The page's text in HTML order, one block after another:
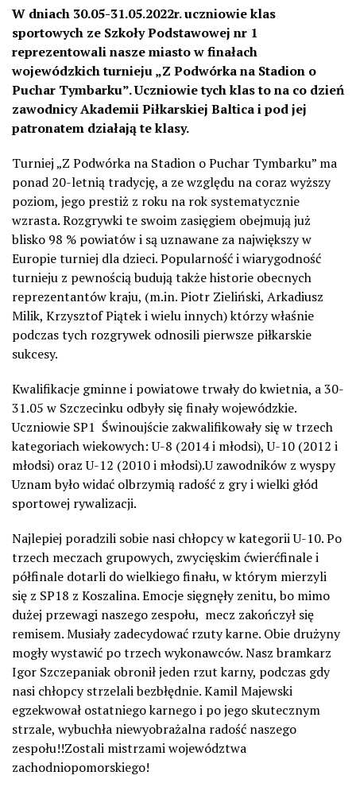
W dniach 30.05-31.05.2022r. uczniowie klas
sportowych ze Szkoły Podstawowej nr 1
reprezentowali nasze miasto w finałach
wojewódzkich turnieju „Z Podwórka na Stadion o
Puchar Tymbarku”. Uczniowie tych klas to na co dzień
zawodnicy Akademii Piłkarskiej Baltica i pod jej
patronatem działają te klasy.
Turniej „Z Podwórka na Stadion o Puchar Tymbarku” ma
ponad 20-letnią tradycję, a ze względu na coraz wyższy
poziom, jego prestiż z roku na rok systematycznie
wzrasta. Rozgrywki te swoim zasięgiem obejmują już
blisko 98 % powiatów i są uznawane za największy w
Europie turniej dla dzieci. Popularność i wiarygodność
turnieju z pewnością budują także historie obecnych
reprezentantów kraju, (m.in. Piotr Zieliński, Arkadiusz
Milik, Krzysztof Piątek i wielu innych) którzy właśnie
podczas tych rozgrywek odnosili pierwsze piłkarskie
sukcesy.
Kwalifikacje gminne i powiatowe trwały do kwietnia, a 30-
31.05 w Szczecinku odbyły się finały wojewódzkie.
Uczniowie SP1 Świnoujście zakwalifikowały się w trzech
kategoriach wiekowych: U-8 (2014 i młodsi), U-10 (2012 i
młodsi) oraz U-12 (2010 i młodsi).U zawodników z wyspy
Uznam było widać olbrzymią radość z gry i wielki głód
sportowej rywalizacji.
Najlepiej poradzili sobie nasi chłopcy w kategorii U-10. Po
trzech meczach grupowych, zwycięskim ćwierćfinale i
półfinale dotarli do wielkiego finału, w którym mierzyli
się z SP18 z Koszalina. Emocje sięgnęły zenitu, bo mimo
dużej przewagi naszego zespołu, mecz zakończył się
remisem. Musiały zadecydować rzuty karne. Obie drużyny
mogły wystawić po trzech wykonawców. Nasz bramkarz
Igor Szczepaniak obronił jeden rzut karny, podczas gdy
nasi chłopcy strzelali bezbłędnie. Kamil Majewski
egzekwował ostatniego karnego i po jego skutecznym
strzale, wybuchła niewyobrażalna radość naszego
zespołu!!Zostali mistrzami województwa
zachodniopomorskiego!